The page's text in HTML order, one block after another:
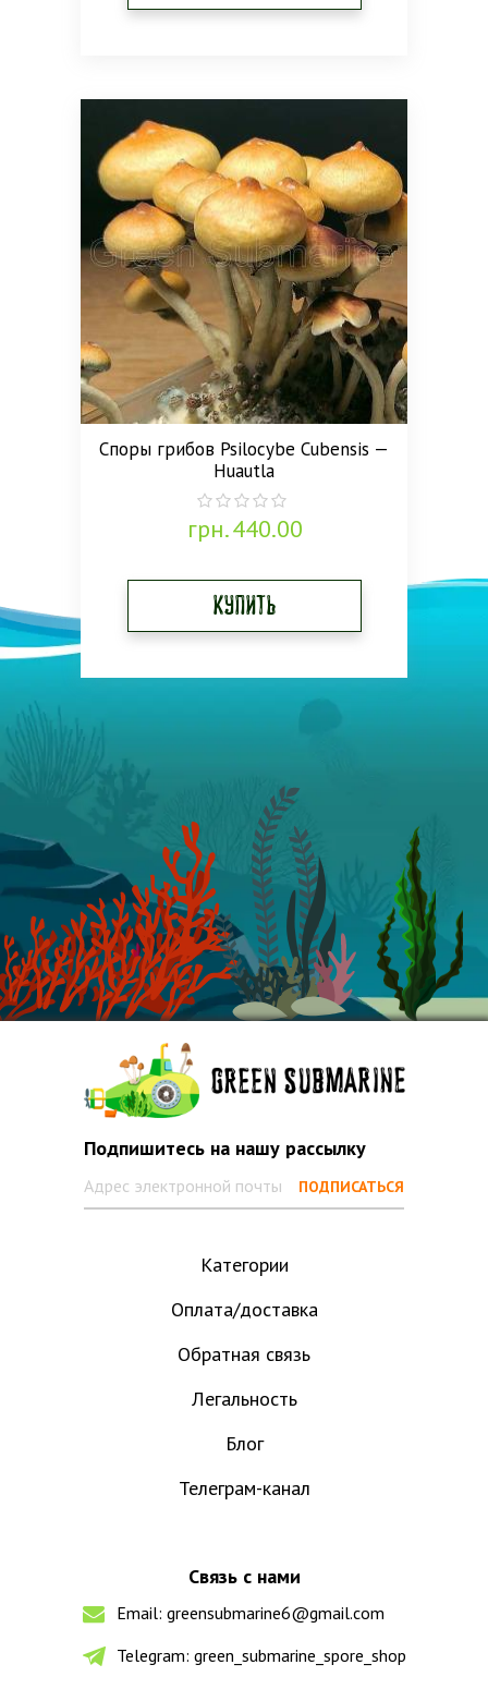
Споры грибов Psilocybe Cubensis —
Huautla
0
out
грн.440.00
Купить
Подпишитесь на нашу рассылку
Категории
Оплата/доставка
Обратная связь
Легальность
Блог
Телеграм-канал
Связь с нами
Email: greensubmarine6@gmail.com
Telegram: green_submarine_spore_shop